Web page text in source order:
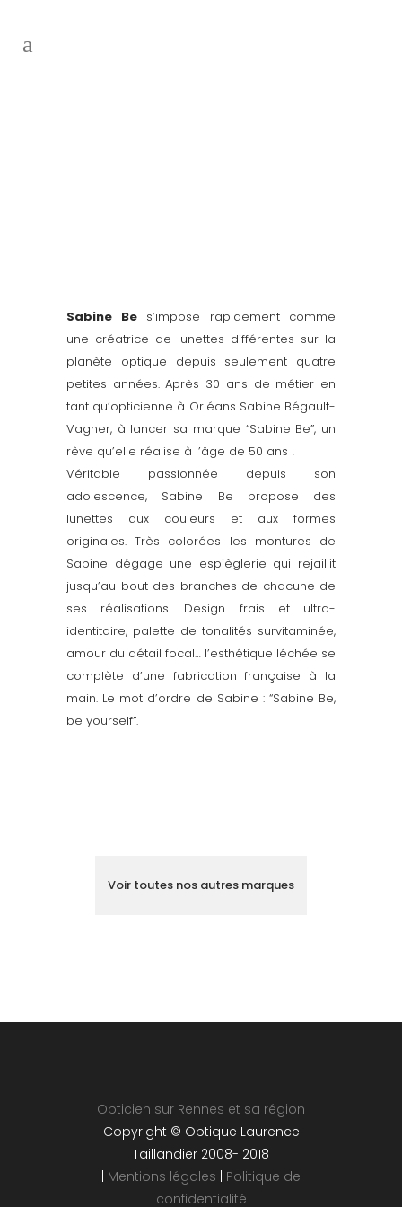
Sabine Bes’impose rapidement comme
une créatrice de lunettes différentes sur la
planète optique depuis seulement quatre
petites années. Après 30 ans de métier en
tant qu’opticienne à Orléans Sabine Bégault-
Vagner, à lancer sa marque “Sabine Be”, un
rêve qu’elle réalise à l’âge de 50 ans !
Véritable passionnée depuis son
adolescence, Sabine Be propose des
lunettes aux couleurs et aux formes
originales. Très colorées les montures de
Sabine dégage une espièglerie qui rejaillit
jusqu’au bout des branches de chacune de
ses réalisations. Design frais et ultra-
identitaire, palette de tonalités survitaminée,
amour du détail focal… l’esthétique léchée se
complète d’une fabrication française à la
main. Le mot d’ordre de Sabine : “Sabine Be,
be yourself”.
Voir toutes nos autres marques
Opticien sur Rennes et sa région
Copyright © Optique Laurence
Taillandier 2008- 2018
Mentions légales
Politique de
confidentialité